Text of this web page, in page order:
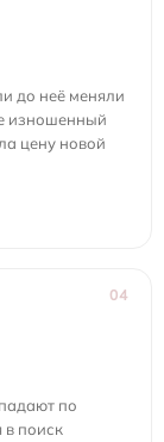
до неё меняли
изношенный
цену новой
04
по
в поиск